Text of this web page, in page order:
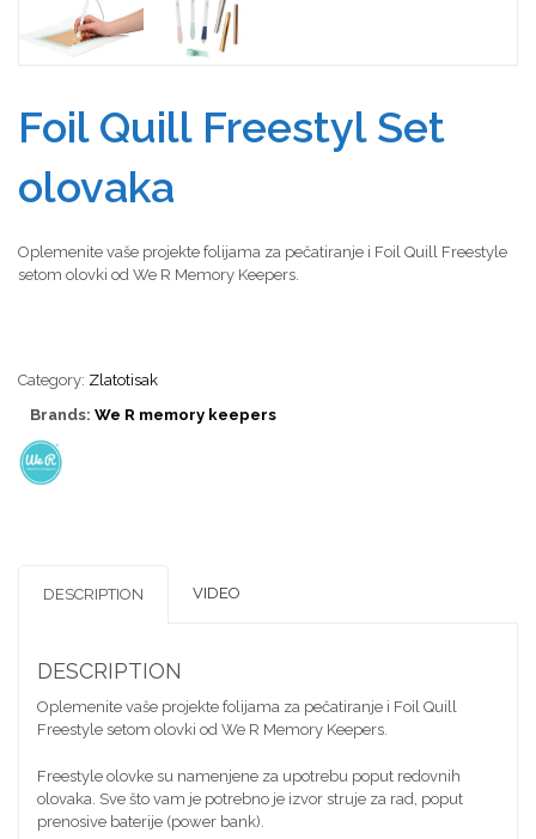
Foil Quill Freestyl Set
olovaka
Oplemenite vaše projekte folijama za pečatiranje i Foil Quill Freestyle
setom olovki od We R Memory Keepers.
Category: Zlatotisak
Brands: We R memory keepers
DESCRIPTION VIDEO
DESCRIPTION
Oplemenite vaše projekte folijama za pečatiranje i Foil Quill
Freestyle setom olovki od We R Memory Keepers.
Freestyle olovke su namenjene za upotrebu poput redovnih
olovaka. Sve što vam je potrebno je izvor struje za rad, poput
prenosive baterije (power bank).